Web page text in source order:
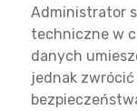
Administrator
techniczne w
danych
jednak